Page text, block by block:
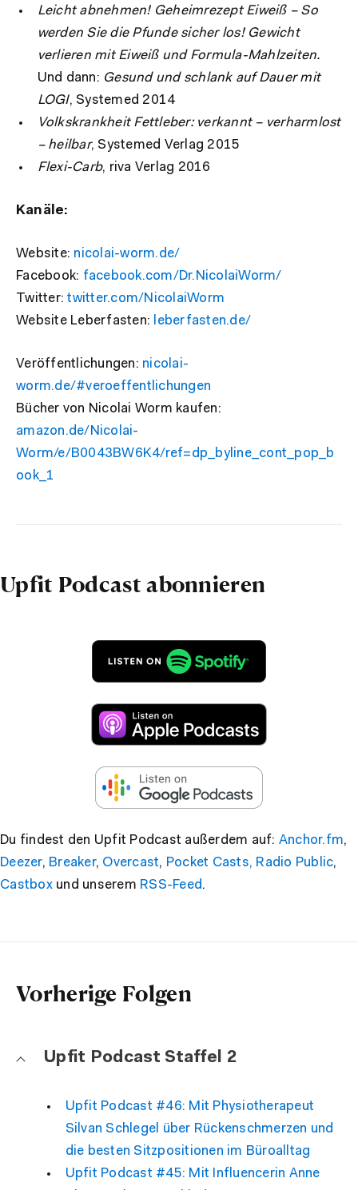
Leicht abnehmen! Geheimrezept Eiweiß – So
werden Sie die Pfunde sicher los! Gewicht
verlieren mit Eiweiß und Formula-Mahlzeiten.
Und dann: Gesund und schlank auf Dauer mit
LOGI, Systemed 2014
Volkskrankheit Fettleber: verkannt – verharmlost
– heilbar, Systemed Verlag 2015
Flexi-Carb, riva Verlag 2016
Kanäle:
Website: nicolai-worm.de/
Facebook: facebook.com/Dr.NicolaiWorm/
Twitter:twitter.com/NicolaiWorm
Website Leberfasten:
leberfasten.de/
Veröffentlichungen: nicolai-
worm.de/#veroeffentlichungen
Bücher von Nicolai Worm kaufen:
amazon.de/Nicolai-
Worm/e/B0043BW6K4/ref=dp_byline_cont_pop_b
ook_1
Upfit Podcast abonnieren
Du findest den Upfit Podcast außerdem auf: Anchor.fm,
Deezer, Breaker, Overcast, Pocket Casts, Radio Public,
Castboxund unserem RSS-Feed.
Vorherige Folgen
Upfit Podcast Staffel 2
Upfit Podcast #46: Mit Physiotherapeut
Silvan Schlegel über Rückenschmerzen und
die besten Sitzpositionen im Büroalltag
Upfit Podcast #45: Mit Influencerin Anne